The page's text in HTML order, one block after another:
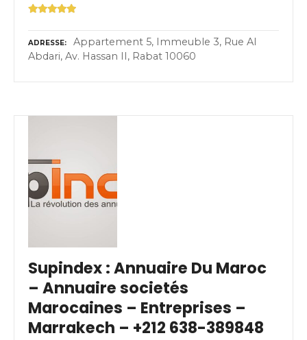
ADRESSE
Appartement 5, Immeuble 3, Rue Al
Abdari, Av. Hassan II, Rabat 10060
Supindex : Annuaire Du Maroc
– Annuaire societés
Marocaines – Entreprises –
Marrakech – +212 638-389848